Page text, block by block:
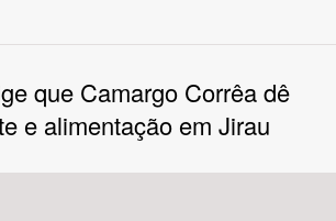
que Camargo Corrêa dê
e alimentação em Jirau